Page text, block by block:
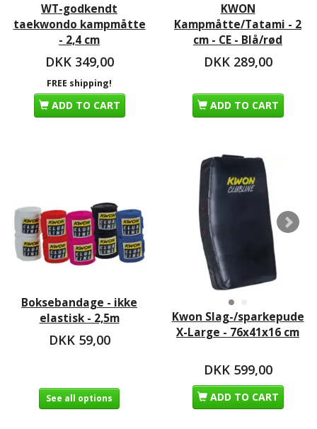
WT-godkendt
taekwondo kampmåtte
- 2,4 cm
DKK 349,00
FREE shipping!
ADD TO CART
KWON
Kampmåtte/Tatami - 2
cm - CE - Blå/rød
DKK 289,00
ADD TO CART
Boksebandage - ikke
elastisk - 2,5m
DKK 59,00
See all options
Kwon Slag-/sparkepude
X-Large - 76x41x16 cm
DKK 599,00
ADD TO CART